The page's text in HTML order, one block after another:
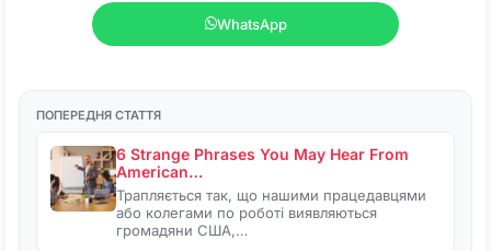
WhatsApp
ПОПЕРЕДНЯ СТАТТЯ
6 Strange Phrases You May Hear From
American…
Трапляється так, що нашими працедавцями
або колегами по роботі виявляються
громадяни США,…